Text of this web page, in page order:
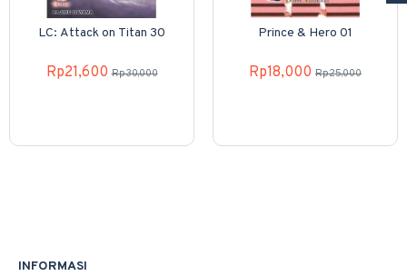
LC: Attack on Titan 30
Rp21,600 Rp30,000
Prince & Hero 01
Rp18,000 Rp25,000
INFORMASI